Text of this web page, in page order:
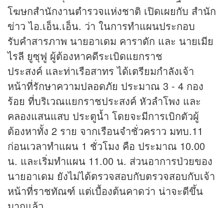
โฆษกสำนักงานตำรวจแห่งชาติ เปิดเผยกับ สำนัก
ข่าวไอ.เอ็น.เอ็น. ว่า ในการทำแผนประกอบ
รับคำสารภาพ นายอาเดม คาราดัก และ นายเมีย
ไรลี ยูซุฟู ผู้ต้องหาคดีระเบิดแยกราช
ประสงค์ และท่าเรือสาทร ได้เตรียมกำลังเจ้า
หน้าที่รักษาความปลอดภัย ประมาณ 3 - 4 กอง
ร้อย ที่บริเวณแยกราชประสงค์ หัวลำโพง และ
คลองแสนแสบ ประตูน้ำ โดยจะมีการเบิกตัวผู้
ต้องหาทั้ง 2 ราย จากเรือนจำชั่วคราว มทบ.11
ก่อนเวลาทำแผน 1 ชั่วโมง คือ ประมาณ 10.00
น. และเริ่มทำแผน 11.00 น. ส่วนอาการป่วยของ
นายอาเดม ยังไม่ได้ตรวจสอบกับตรวจสอบกับเจ้า
หน้าที่ราชทัณฑ์ แต่เบื้องต้นคาดว่า น่าจะดีขึ้น